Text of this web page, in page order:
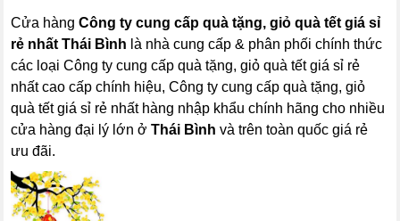
Cửa hàngCông ty cung cấp quà tặng, giỏ quà tết giá sỉ
rẻ nhất Thái Bình là nhà cung cấp & phân phối chính thức
các loại Công ty cung cấp quà tặng, giỏ quà tết giá sỉ rẻ
nhất cao cấp chính hiệu, Công ty cung cấp quà tặng, giỏ
quà tết giá sỉ rẻ nhất hàng nhập khẩu chính hãng cho nhiều
cửa hàng đại lý lớn ởThái Bình và trên toàn quốc giá rẻ
ưu đãi.